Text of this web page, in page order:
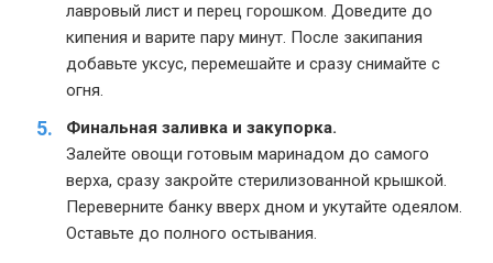
лавровый лист и перец горошком. Доведите до
кипения и варите пару минут. После закипания
добавьте уксус, перемешайте и сразу снимайте с
огня.
Финальная заливка и закупорка.
Залейте овощи готовым маринадом до самого
верха, сразу закройте стерилизованной крышкой.
Переверните банку вверх дном и укутайте одеялом.
Оставьте до полного остывания.